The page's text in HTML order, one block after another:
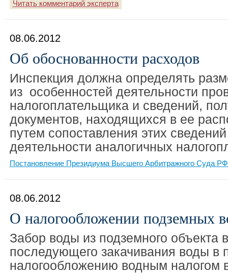
Читать комментарий эксперта
08.06.2012
Об обоснованности расходов
Инспекция должна определять
из особенностей деятельности
налогоплательщика и сведений,
документов, находящихся в ее
путем сопоставления этих
деятельности аналогичных
Постановление Президиума Высшего Арбитражного Суда
08.06.2012
О налогообложении подземных
Забор воды из подземного объекта
последующего закачивания воды в
налогообложению водным налогом